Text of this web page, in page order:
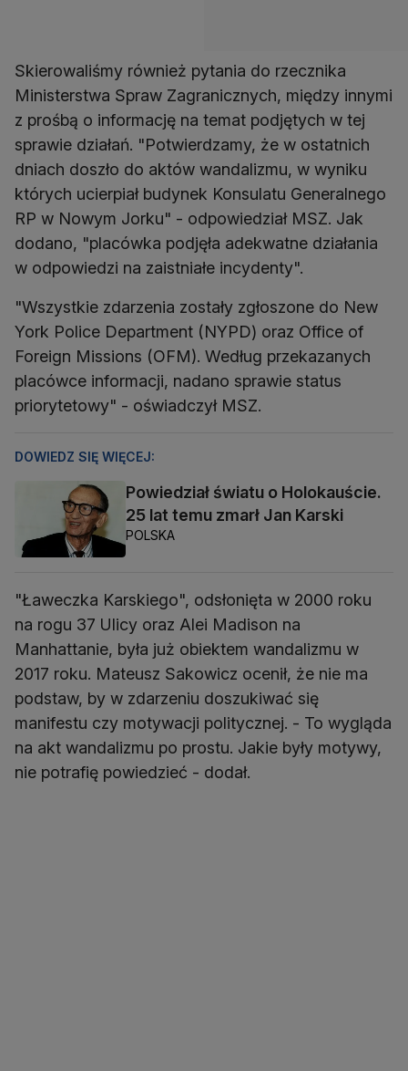
Skierowaliśmy również pytania do rzecznika
Ministerstwa Spraw Zagranicznych, między innymi
z prośbą o informację na temat podjętych w tej
sprawie działań. "Potwierdzamy, że w ostatnich
dniach doszło do aktów wandalizmu, w wyniku
których ucierpiał budynek Konsulatu Generalnego
RP w Nowym Jorku" - odpowiedział MSZ. Jak
dodano, "placówka podjęła adekwatne działania
w odpowiedzi na zaistniałe incydenty".
"Wszystkie zdarzenia zostały zgłoszone do New
York Police Department (NYPD) oraz Office of
Foreign Missions (OFM). Według przekazanych
placówce informacji, nadano sprawie status
priorytetowy" - oświadczył MSZ.
DOWIEDZ SIĘ WIĘCEJ:
Powiedział światu o Holokauście.
25 lat temu zmarł Jan Karski
POLSKA
"Ławeczka Karskiego", odsłonięta w 2000 roku
na rogu 37 Ulicy oraz Alei Madison na
Manhattanie, była już obiektem wandalizmu w
2017 roku. Mateusz Sakowicz ocenił, że nie ma
podstaw, by w zdarzeniu doszukiwać się
manifestu czy motywacji politycznej. - To wygląda
na akt wandalizmu po prostu. Jakie były motywy,
nie potrafię powiedzieć - dodał.